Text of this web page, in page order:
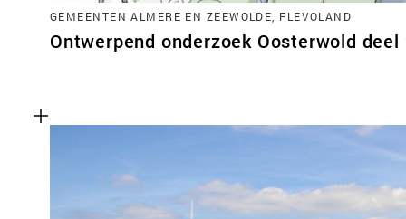
GEMEENTEN ALMERE EN ZEEWOLDE, FLEVOLAND
Ontwerpend onderzoek Oosterwold deel